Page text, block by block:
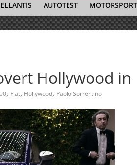
AUTOTEST MOTORSPORT
Hollywood in
, Fiat, Hollywood, Paolo Sorrentino